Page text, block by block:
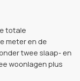
totale
meter en de
twee slaap- en
woonlagen plus